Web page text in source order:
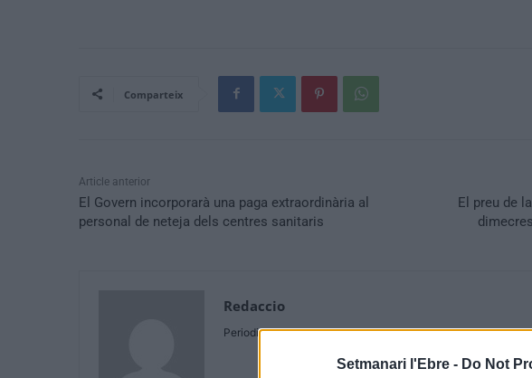
Setmanari l'Ebre - Do Not
Comparteix
Article anterior
El Govern incorporarà una paga extraordinària al
personal de neteja dels centres sanitaris
El preu de
Redaccio
Periodistes